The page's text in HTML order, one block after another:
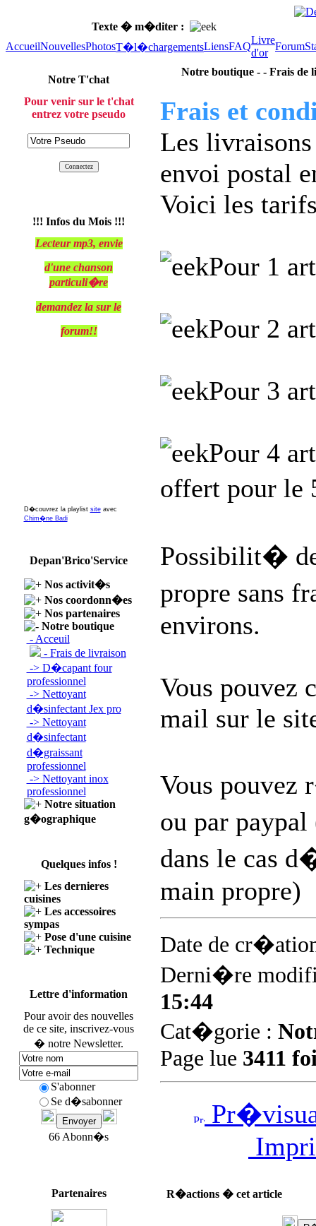
Texte � m�diter :
AccueilNouvellesPhotosT�l�chargementsLiensFAQ
Livre
d'or
Forum
Notre T'chat
Pour venir sur le t'chat
entrez votre pseudo
!!! Infos du Mois !!!
Lecteur mp3, envie
d'une chanson
particuli�re
demandez la sur le
forum!!
D�couvrez la playlist siteavec
Chim�ne Badi
Depan'Brico'Service
Nos activit�s
Nos coordonn�es
Nos partenaires
Notre boutique
- Acceuil
- Frais de livraison
-> D�capant four
professionnel
-> Nettoyant
d�sinfectant Jex pro
-> Nettoyant
d�sinfectant
d�graissant
professionnel
-> Nettoyant inox
professionnel
Notre situation
g�ographique
Quelques infos !
Les dernieres
cuisines
Les accessoires
sympas
Pose d'une cuisine
Technique
Lettre d'information
Pour avoir des nouvelles
de ce site, inscrivez-vous
� notre Newsletter.
S'abonner
Se d�sabonner
66 Abonn�s
Partenaires
Notre boutique - - Frais de
Frais et
Les
envoi postal
Voici les
Pour 1
Pour 2
Pour 3
Pour 4
offert pour
Possibilit�
propre sans
environs.
Vous pouvez
mail sur le
Vous
ou par
dans le cas
main propre)
Date de
Derni�re
15:44
Cat�gorie :
Page lue 3411
R�actions � cet article